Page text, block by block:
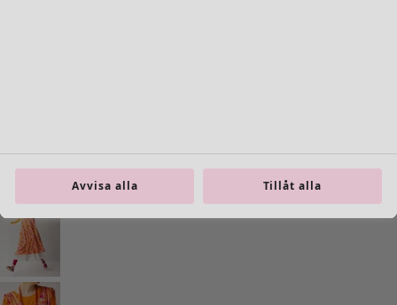
Inredning
Nyheter
Avvisa alla Tillåt alla